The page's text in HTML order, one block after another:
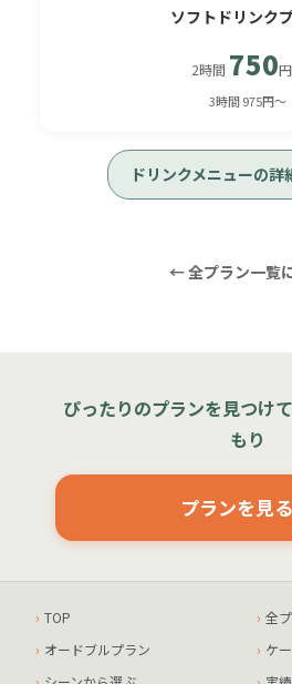
ソフトドリンク
2時間 750
3時間 975円〜
ドリンクメニューの詳
← 全プラン一覧
ぴったりのプランを見つけ
もり
プランを見
TOP
全
オードブルプラン
ケ